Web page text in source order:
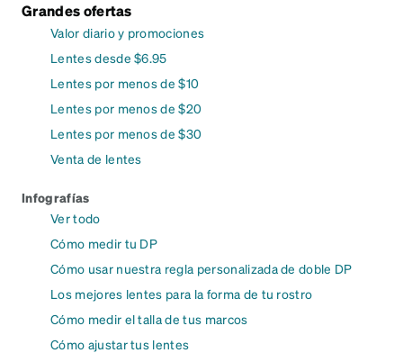
Grandes ofertas
Valor diario y promociones
Lentes desde $6.95
Lentes por menos de $10
Lentes por menos de $20
Lentes por menos de $30
Venta de lentes
Infografías
Ver todo
Cómo medir tu DP
Cómo usar nuestra regla personalizada de doble DP
Los mejores lentes para la forma de tu rostro
Cómo medir el talla de tus marcos
Cómo ajustar tus lentes